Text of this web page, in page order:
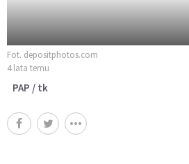
Fot. depositphotos.com
4 lata temu
PAP / tk